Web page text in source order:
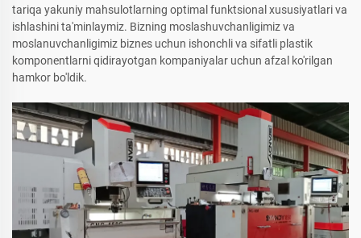
tariqa yakuniy mahsulotlarning optimal funktsional xususiyatlari va
ishlashini ta'minlaymiz. Bizning moslashuvchanligimiz va
moslanuvchanligimiz biznes uchun ishonchli va sifatli plastik
komponentlarni qidirayotgan kompaniyalar uchun afzal ko'rilgan
hamkor bo'ldik.